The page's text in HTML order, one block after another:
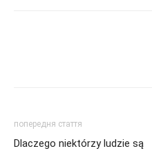
попередня стаття
Dlaczego niektórzy ludzie są